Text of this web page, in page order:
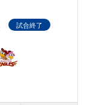
試合終了